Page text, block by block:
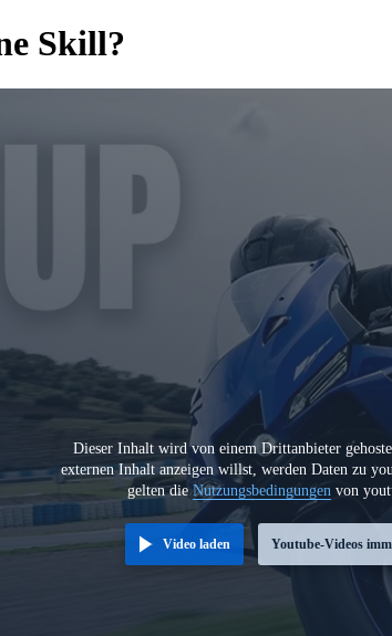
Skill?
Dieser Inhalt wird von einem Drittanbieter
externen Inhalt anzeigen willst, werden Daten zu
gelten dieNutzungsbedingungen von
Video laden Youtube-Videos